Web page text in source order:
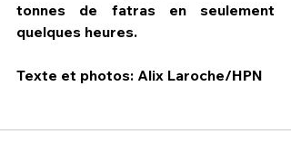
tonnes de fatras en seulement
quelques heures.
Texte et photos: Alix Laroche/HPN